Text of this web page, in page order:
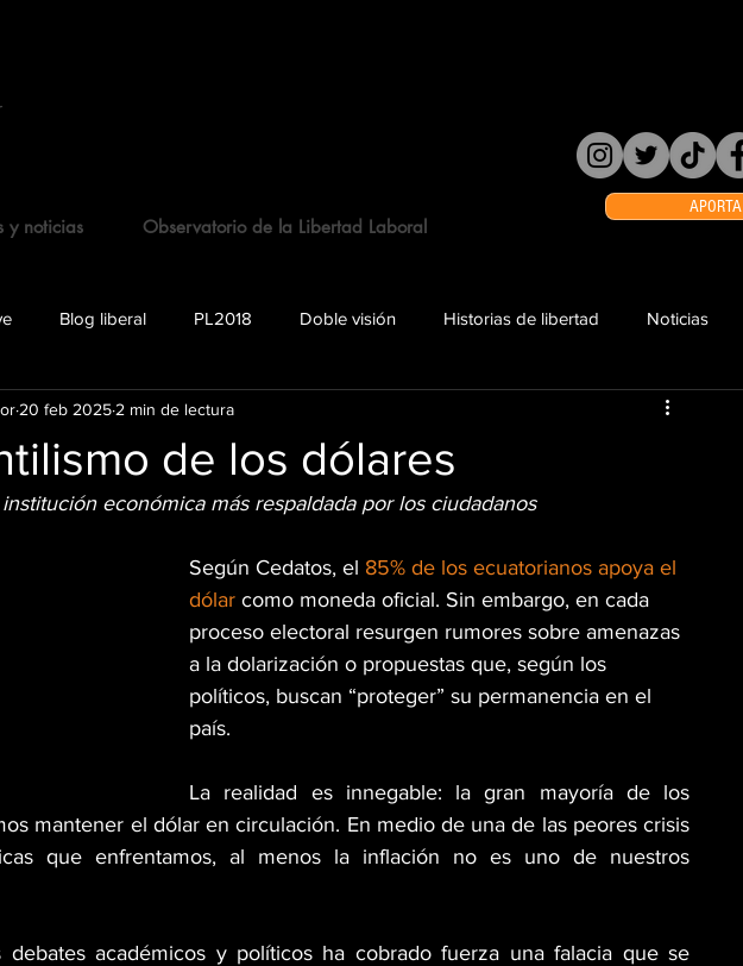
y noticias Observatorio de la Libertad Laboral
APORTA
Blog liberal PL2018 Doble visión Historias de libertad Noticias
de los dólares
20 feb 2025 2 min de lectura
económica más respaldada por los ciudadanos
Según Cedatos, el 85% de los ecuatorianos apoya el
dólar como moneda oficial. Sin embargo, en cada
proceso electoral resurgen rumores sobre amenazas
a la dolarización o propuestas que, según los
políticos, buscan “proteger” su permanencia en el
país.
La realidad es innegable: la gran mayoría de los
mantener el dólar en circulación. En medio de una de las peores crisis
que enfrentamos, al menos la inflación no es uno de nuestros
debates académicos y políticos ha cobrado fuerza una falacia que se